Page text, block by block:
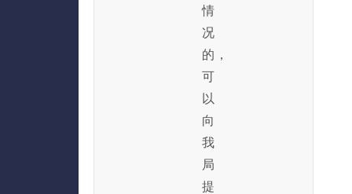
情
况
的，
可
以
向
我
局
提